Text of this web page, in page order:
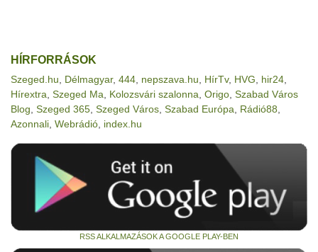
HÍRFORRÁSOK
Szeged.hu Délmagyar, 444 nepszava.hu HírTv, HVG hir24
Hírextra Szeged Ma Kolozsvári szalonna Origo Szabad Város
Blog Szeged 365 Szeged Város Szabad Európa Rádió88
Azonnali Webrádió index.hu
RSS ALKALMAZÁSOK A GOOGLE PLAY-BEN